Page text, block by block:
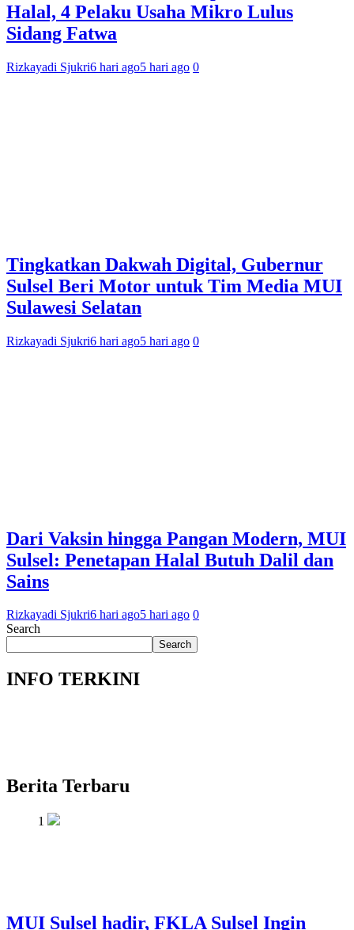
Halal, 4 Pelaku Usaha Mikro Lulus
Sidang Fatwa
Rizkayadi Sjukri6 hari ago5 hari ago 0
Tingkatkan Dakwah Digital, Gubernur
Sulsel Beri Motor untuk Tim Media MUI
Sulawesi Selatan
Rizkayadi Sjukri6 hari ago5 hari ago 0
Dari Vaksin hingga Pangan Modern, MUI
Sulsel: Penetapan Halal Butuh Dalil dan
Sains
Rizkayadi Sjukri6 hari ago5 hari ago 0
Search
Search
INFO TERKINI
Berita Terbaru
1
MUI Sulsel hadir, FKLA Sulsel Ingin